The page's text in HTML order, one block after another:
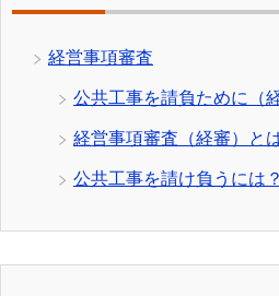
経営事項審査
公共工事を請負ために（
経営事項審査（経審）と
公共工事を請け負うには？